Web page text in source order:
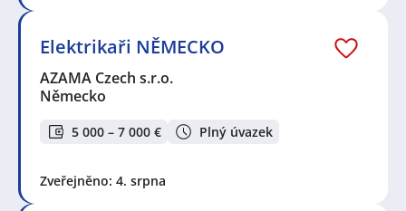
Elektrikaři NĚMECKO
AZAMA Czech s.r.o.
Německo
5 000 – 7 000 € Plný úvazek
Zveřejněno: 4. srpna